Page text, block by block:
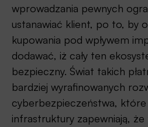
wprowadzania pewnych
ustanawiać klient, po to, by
kupowania pod wpływem
dodawać, iż cały ten
bezpieczny. Świat takich
bardziej wyrafinowanych
cyberbezpieczeństwa, które
infrastruktury zapewniają,